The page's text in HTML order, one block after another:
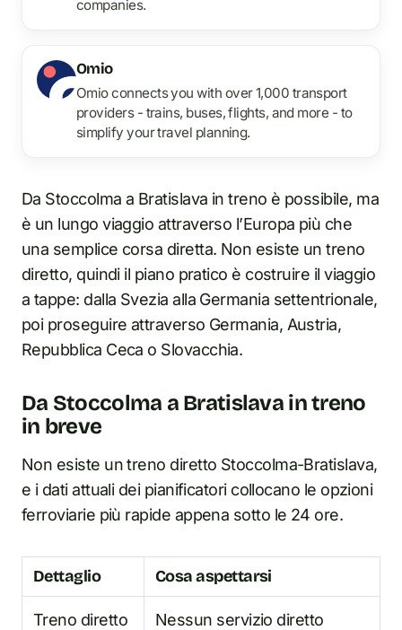
companies.
Omio
Omio connects you with over 1,000 transport
providers - trains, buses, flights, and more - to
simplify your travel planning.
Da Stoccolma a Bratislava in treno è possibile, ma
è un lungo viaggio attraverso l’Europa più che
una semplice corsa diretta. Non esiste un treno
diretto, quindi il piano pratico è costruire il viaggio
a tappe: dalla Svezia alla Germania settentrionale,
poi proseguire attraverso Germania, Austria,
Repubblica Ceca o Slovacchia.
Da Stoccolma a Bratislava in treno
in breve
Non esiste un treno diretto Stoccolma-Bratislava,
e i dati attuali dei pianificatori collocano le opzioni
ferroviarie più rapide appena sotto le 24 ore.
Dettaglio Cosa aspettarsi
Treno diretto Nessun servizio diretto